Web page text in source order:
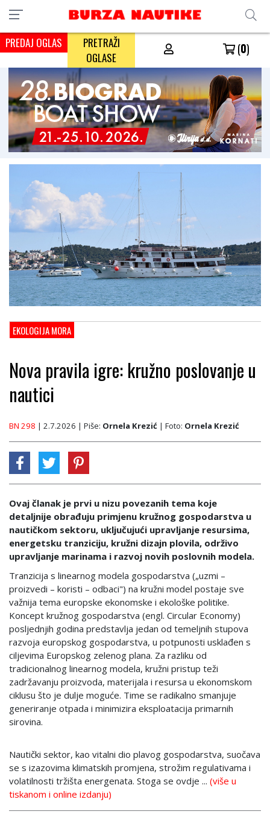
PREDAJ OGLAS
PRETRAŽI
OGLASE
(0)
EKOLOGIJA MORA
Nova pravila igre: kružno poslovanje u
nautici
BN 298 | 2.7.2026 | Piše: Ornela Krezić | Foto: Ornela Krezić
Ovaj članak je prvi u nizu povezanih tema koje
detaljnije obrađuju primjenu kružnog gospodarstva u
nautičkom sektoru, uključujući upravljanje resursima,
energetsku tranziciju, kružni dizajn plovila, održivo
upravljanje marinama i razvoj novih poslovnih modela.
Tranzicija s linearnog modela gospodarstva („uzmi –
proizvedi – koristi – odbaci") na kružni model postaje sve
važnija tema europske ekonomske i ekološke politike.
Koncept kružnog gospodarstva (engl. Circular Economy)
posljednjih godina predstavlja jedan od temeljnih stupova
razvoja europskog gospodarstva, u potpunosti usklađen s
ciljevima Europskog zelenog plana. Za razliku od
tradicionalnog linearnog modela, kružni pristup teži
zadržavanju proizvoda, materijala i resursa u ekonomskom
ciklusu što je dulje moguće. Time se radikalno smanjuje
generiranje otpada i minimizira eksploatacija primarnih
sirovina.
Nautički sektor, kao vitalni dio plavog gospodarstva, suočava
se s izazovima klimatskih promjena, strožim regulativama i
volatilnosti tržišta energenata. Stoga se ovdje ... (više u
tiskanom i online izdanju)